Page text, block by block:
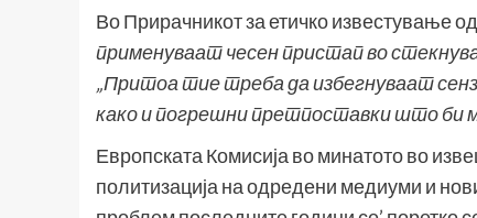
Во Прирачникот за етичко известување
применуваат чесен пристап во
„Притоа тие треба да избегнуваат
како и погрешни претпоставки што би
Европската Комисија во минатото во
политизација на одредени медиуми и